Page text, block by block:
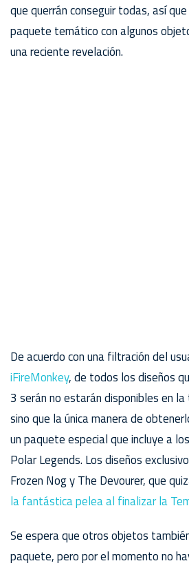
que querrán conseguir todas, así
paquete temático con algunos
una reciente revelación.
De acuerdo con una filtración del
iFireMonkey, de todos los diseños
3 serán no estarán disponibles en
sino que la única manera de
un paquete especial que incluye a
Polar Legends. Los diseños
Frozen Nog y The Devourer, que
la fantástica pelea al finalizar la
Se espera que otros objetos
paquete, pero por el momento no